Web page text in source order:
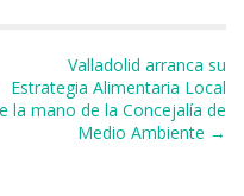
ti
r
Valladolid arranca su
Estrategia Alimentaria Local
la mano de la Concejalía de
Medio Ambiente →